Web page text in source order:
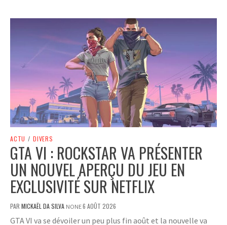
ACTU / DIVERS
GTA VI : ROCKSTAR VA PRÉSENTER
UN NOUVEL APERÇU DU JEU EN
EXCLUSIVITÉ SUR NETFLIX
PAR MICKAËL DA SILVA NONE6 AOÛT 2026
GTA VI va se dévoiler un peu plus fin août et la nouvelle va